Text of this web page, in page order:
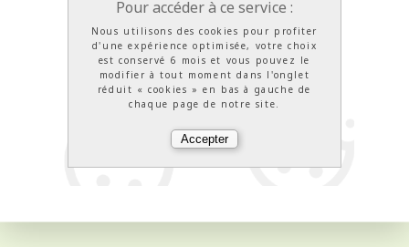
Pour accéder à ce service :
Nous utilisons des cookies pour profiter
d'une expérience optimisée, votre choix
est conservé 6 mois et vous pouvez le
modifier à tout moment dans l'onglet
réduit « cookies » en bas à gauche de
chaque page de notre site.